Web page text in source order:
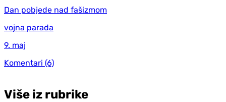
Dan pobjede nad fašizmom
vojna parada
9. maj
Komentari (6)
Više iz rubrike